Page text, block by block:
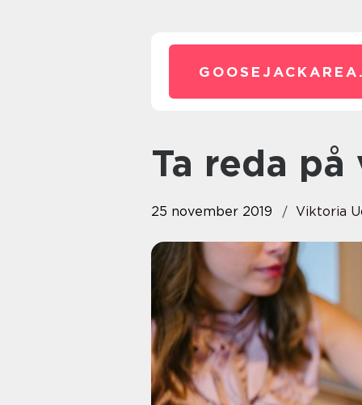
Ta reda
25 november 2019 Viktoria